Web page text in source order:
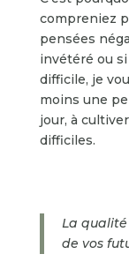
compreniez
pensées
invétéré ou
difficile, je
moins une
jour, à
difficiles.
La
de vos